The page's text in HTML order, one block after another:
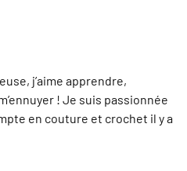
j’aime apprendre,
! Je suis passionnée
en couture et crochet il y a